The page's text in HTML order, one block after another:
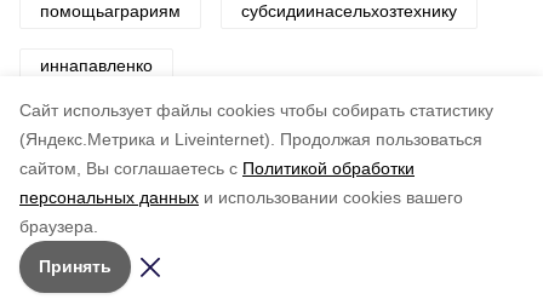
Cайт использует файлы cookies чтобы собирать статистику
(Яндекс.Метрика и Liveinternet).
Продолжая пользоваться
сайтом, Вы соглашаетесь с Политикой обработки
персональных данных и использовании cookies вашего
браузера.
Принять
помощьаграриям субсидиинасельхозтехнику
иннапавленко
Авторы: Департамент информационной политики
по оценке
5